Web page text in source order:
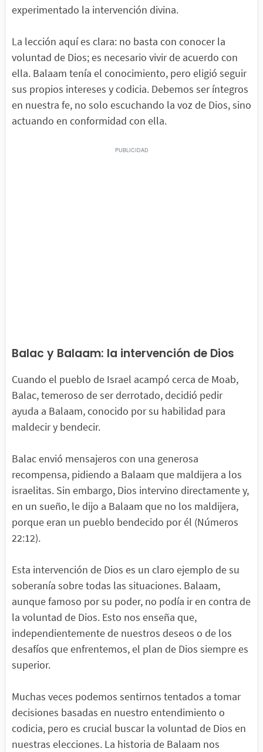
experimentado la intervención divina.
La lección aquí es clara: no basta con conocer la
voluntad de Dios; es necesario vivir de acuerdo con
ella. Balaam tenía el conocimiento, pero eligió seguir
sus propios intereses y codicia. Debemos ser íntegros
en nuestra fe, no solo escuchando la voz de Dios, sino
actuando en conformidad con ella.
Balac y Balaam: la intervención de Dios
Cuando el pueblo de Israel acampó cerca de Moab,
Balac, temeroso de ser derrotado, decidió pedir
ayuda a Balaam, conocido por su habilidad para
maldecir y bendecir.
Balac envió mensajeros con una generosa
recompensa, pidiendo a Balaam que maldijera a los
israelitas. Sin embargo, Dios intervino directamente y,
en un sueño, le dijo a Balaam que no los maldijera,
porque eran un pueblo bendecido por él (Números
22:12).
Esta intervención de Dios es un claro ejemplo de su
soberanía sobre todas las situaciones. Balaam,
aunque famoso por su poder, no podía ir en contra de
la voluntad de Dios. Esto nos enseña que,
independientemente de nuestros deseos o de los
desafíos que enfrentemos, el plan de Dios siempre es
superior.
Muchas veces podemos sentirnos tentados a tomar
decisiones basadas en nuestro entendimiento o
codicia, pero es crucial buscar la voluntad de Dios en
nuestras elecciones. La historia de Balaam nos